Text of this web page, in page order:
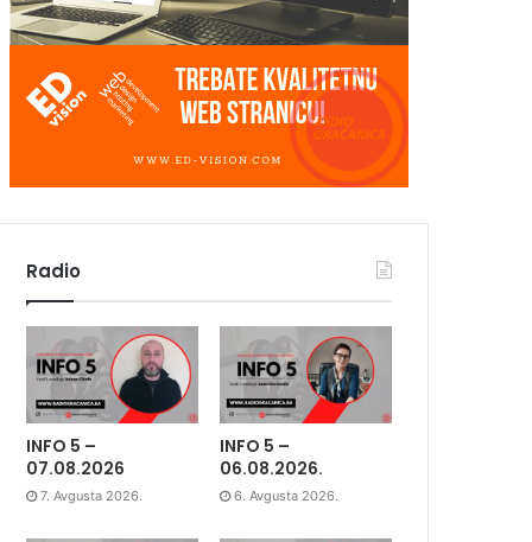
Radio
INFO 5 –
07.08.2026
7. Avgusta 2026.
INFO 5 –
06.08.2026.
6. Avgusta 2026.